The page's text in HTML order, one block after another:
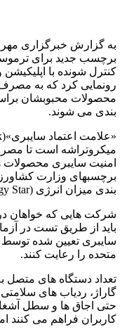
به گزارش خبرگزاری مهر
برچسب جدید برای
کنترل شونده با
رونمایی کرد که به مصرف
محصولات محبوبشان
بندی می شوند.
میکروتراشه است تا مصرف
امنیت سایبری محصولات
برچسبهای وزارت
بندی میزان انرژی (Energy Star) روی اپلیکیشن ها است.
شرکت هایی که خواهان
باید از طریق تست در
سایبری تعیین شده توسط
متحده را رعایت کنند.
تعداد دستگاه های متصل
گاراژ، ردیاب های
حتی اجاق ها و سطل
کاربران فراهم می کنند